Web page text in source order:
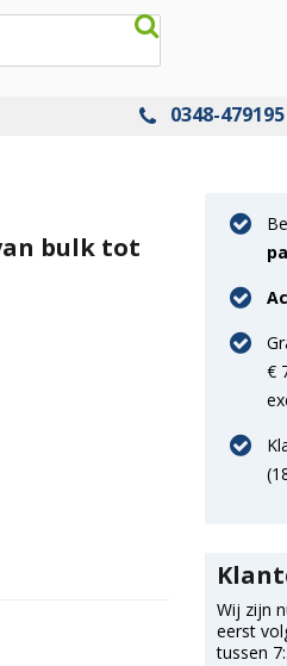
0348-479195
bulk tot
€
(
Wij zijn
eerst
tussen